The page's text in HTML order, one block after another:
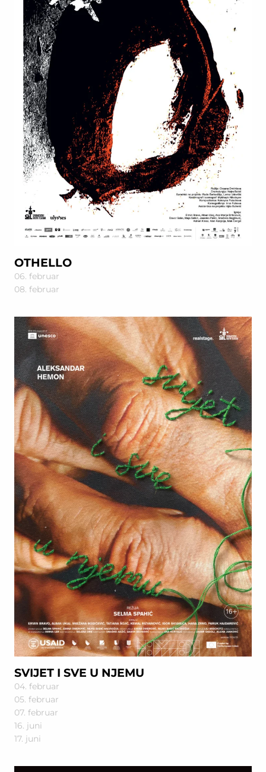
OTHELLO
06. februar
08. februar
SVIJET I SVE U NJEMU
04. februar
05. februar
07. februar
16. juni
17. juni